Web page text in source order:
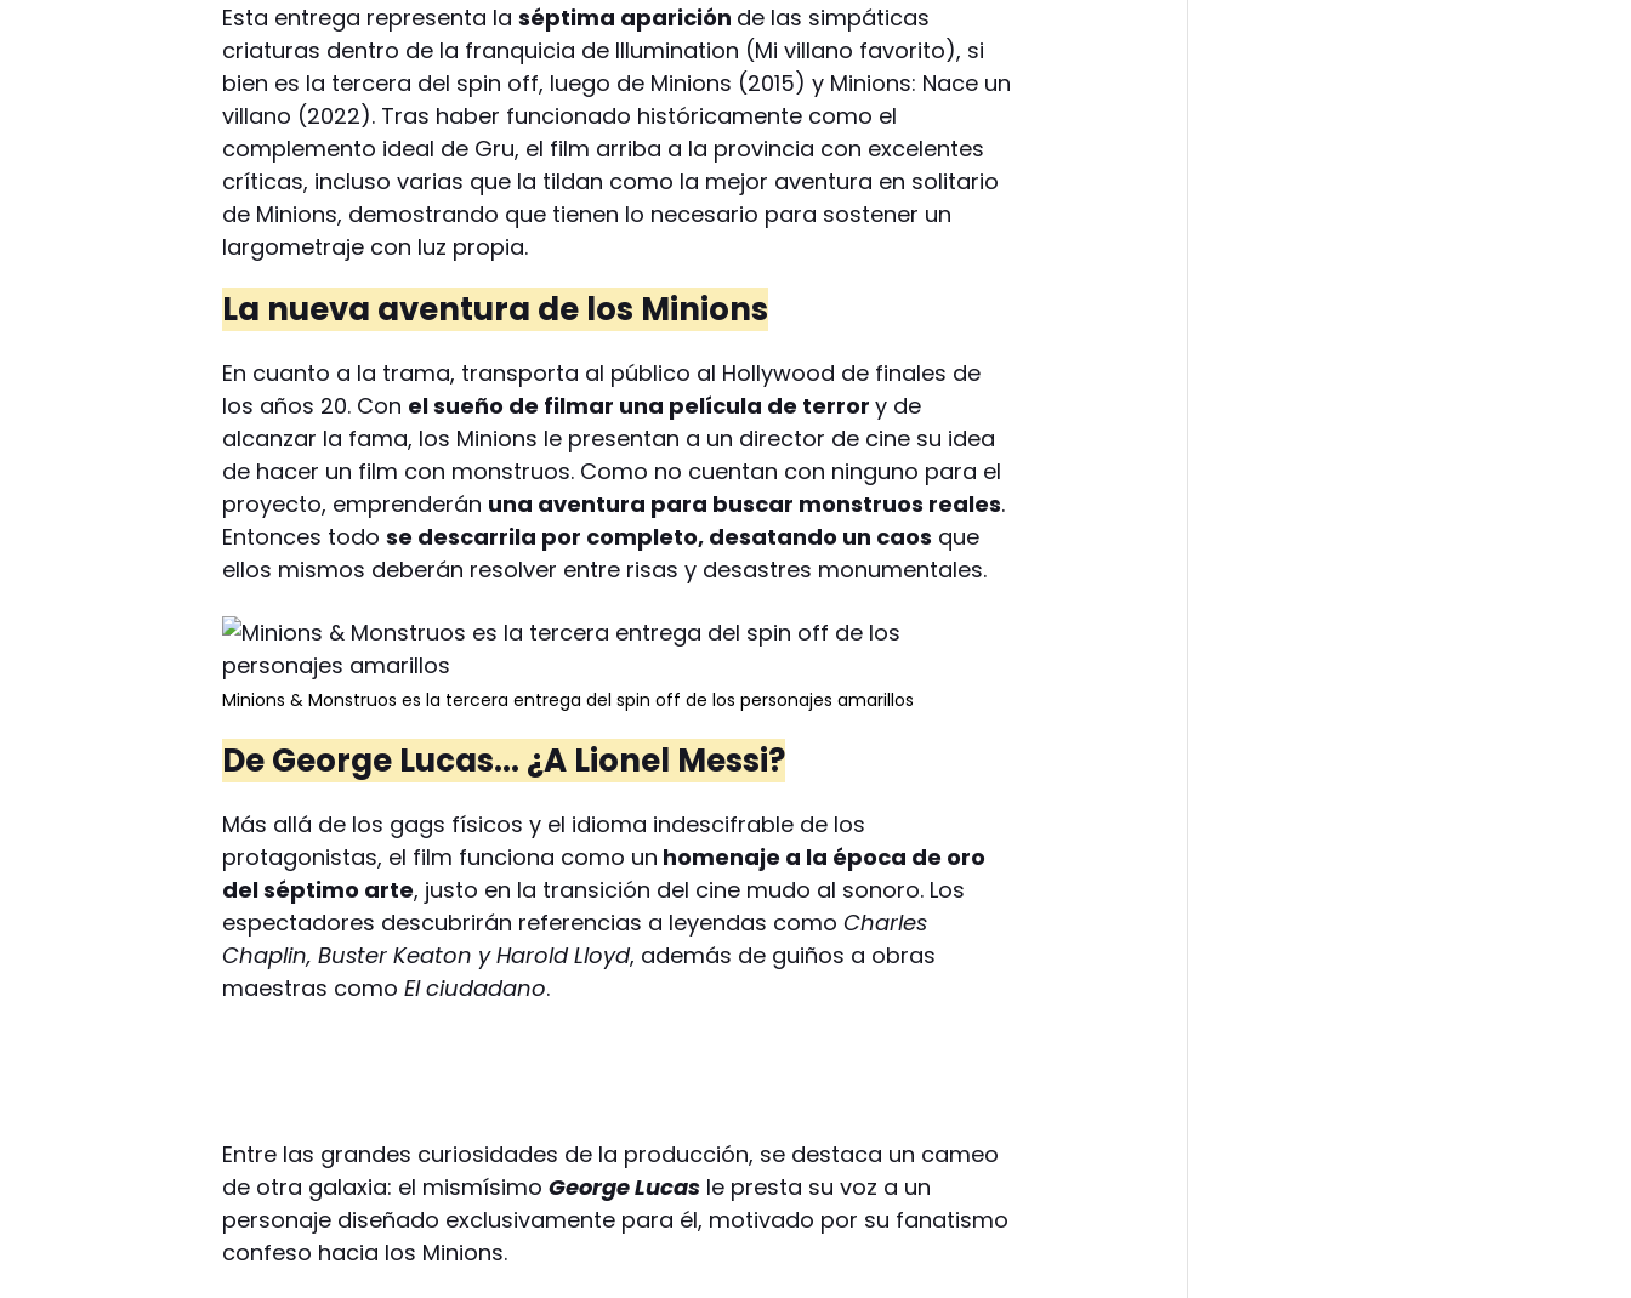
Esta entrega representa laséptima aparición de las simpáticas
criaturas dentro de la franquicia de Illumination (Mi villano favorito), si
bien es la tercera del spin off, luego de Minions (2015) y Minions: Nace un
villano (2022). Tras haber funcionado históricamente como el
complemento ideal de Gru, el film arriba a la provincia con excelentes
críticas, incluso varias que la tildan como la mejor aventura en solitario
de Minions, demostrando que tienen lo necesario para sostener un
largometraje con luz propia.
La nueva aventura de los Minions
En cuanto a la trama, transporta al público al Hollywood de finales de
los años 20. Con el sueño de filmar una película de terrory de
alcanzar la fama, los Minions le presentan a un director de cine su idea
de hacer un film con monstruos. Como no cuentan con ninguno para el
proyecto, emprenderán una aventura para buscar monstruos reales.
Entonces todose descarrila por completo, desatando un caos que
ellos mismos deberán resolver entre risas y desastres monumentales.
Minions & Monstruos es la tercera entrega del spin off de los personajes amarillos
De George Lucas... ¿A Lionel Messi?
Más allá de los gags físicos y el idioma indescifrable de los
protagonistas, el film funciona como un homenaje a la época de oro
del séptimo arte, justo en la transición del cine mudo al sonoro. Los
espectadores descubrirán referencias a leyendas comoCharles
Chaplin, Buster Keaton y Harold Lloyd, además de guiños a obras
maestras comoEl ciudadano.
Entre las grandes curiosidades de la producción, se destaca un cameo
de otra galaxia: el mismísimoGeorge Lucas le presta su voz a un
personaje diseñado exclusivamente para él, motivado por su fanatismo
confeso hacia los Minions.